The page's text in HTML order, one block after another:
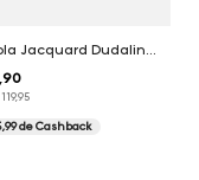
90
119,95
de Cashback